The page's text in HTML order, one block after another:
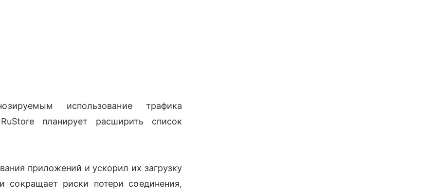
использование трафика
планирует расширить список
приложений и ускорил их загрузку
сокращает риски потери соединения,